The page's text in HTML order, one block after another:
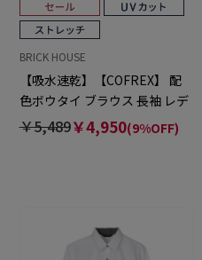
BRICK HOUSE
【吸水速乾】【COFREX】 配
色ボウタイ ブラウス 長袖 レデ
ィースデザインシャツ
￥5,489￥4,950(9%OFF)